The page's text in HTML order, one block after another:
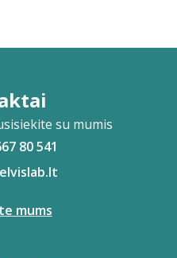
su mumis
80 541
mums